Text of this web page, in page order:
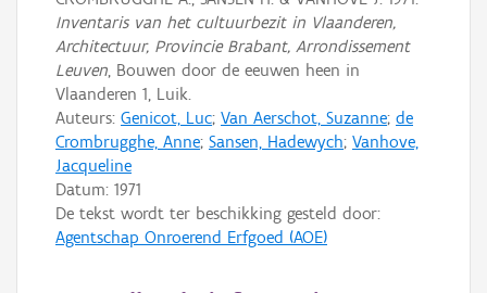
Inventaris van het cultuurbezit in Vlaanderen,
Architectuur, Provincie Brabant, Arrondissement
Leuven, Bouwen door de eeuwen heen in
Vlaanderen 1, Luik.
Auteurs: Genicot, Luc; Van Aerschot, Suzanne; de
Crombrugghe, Anne; Sansen, Hadewych; Vanhove,
Jacqueline
Datum: 1971
De tekst wordt ter beschikking gesteld door:
Agentschap Onroerend Erfgoed (AOE)